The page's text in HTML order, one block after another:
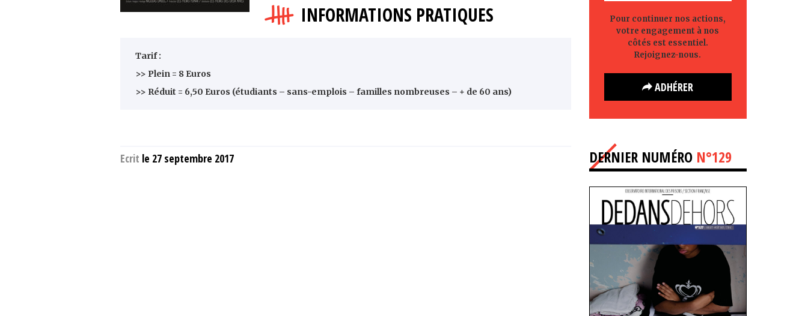
INFORMATIONS PRATIQUES
Tarif :
>> Plein = 8 Euros
>> Réduit = 6,50 Euros (étudiants – sans-emplois – familles nombreuses – + de 60 ans)
Ecrit le 27 septembre 2017
Pour continuer nos actions,
votre engagement à nos
côtés est essentiel.
Rejoignez-nous.
ADHÉRER
DERNIER NUMÉRO N°129